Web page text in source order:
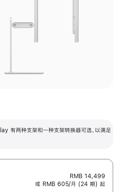
有两种支架和一种支架转换器可选，以满足
RMB 14,499
或 RMB 605/月 (24 期) 起